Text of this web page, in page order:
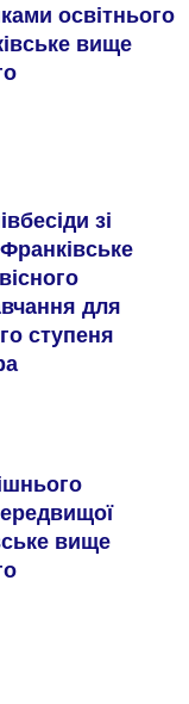
освітнього
вище
зі
для
ступеня
вище